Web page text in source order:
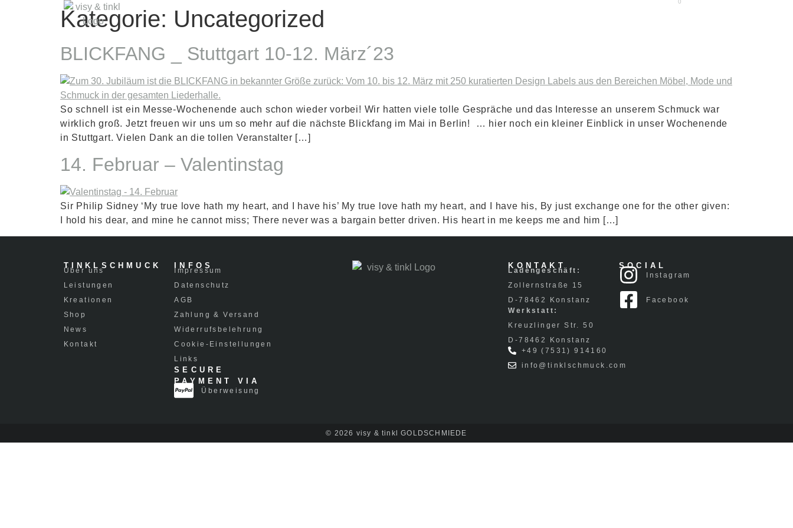
Kategorie: Uncategorized
BLICKFANG _ Stuttgart 10-12. März´23
So schnell ist ein Messe-Wochenende auch schon wieder vorbei! Wir hatten viele tolle Gespräche und das Interesse an unserem Schmuck war
wirklich groß. Jetzt freuen wir uns um so mehr auf die nächste Blickfang im Mai in Berlin! … hier noch ein kleiner Einblick in unser Wochenende
in Stuttgart. Vielen Dank an die tollen Veranstalter […]
14. Februar – Valentinstag
Sir Philip Sidney ‘My true love hath my heart, and I have his’ My true love hath my heart, and I have his, By just exchange one for the other given:
I hold his dear, and mine he cannot miss; There never was a bargain better driven. His heart in me keeps me and him […]
TINKLSCHMUCK
Über uns
Leistungen
Kreationen
Shop
News
Kontakt
INFOS
Impressum
Datenschutz
AGB
Zahlung & Versand
Widerrufsbelehrung
Cookie-Einstellungen
Links
SECURE
PAYMENT VIA
Überweisung
KONTAKT
Ladengeschäft:
Zollernstraße 15
D-78462 Konstanz
Werkstatt:
Kreuzlinger Str. 50
D-78462 Konstanz
+49 (7531) 914160
info@tinklschmuck.com
SOCIAL
Instagram
Facebook
© 2026 visy & tinkl GOLDSCHMIEDE